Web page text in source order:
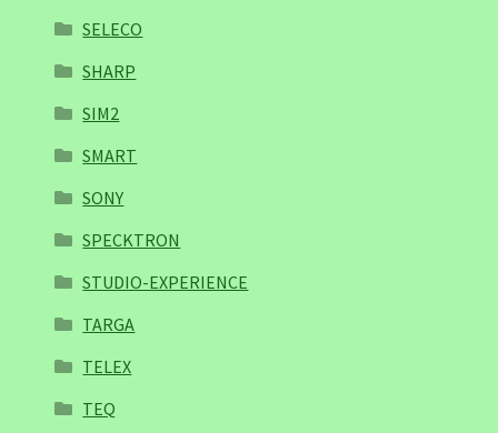
SELECO
SHARP
SIM2
SMART
SONY
SPECKTRON
STUDIO-EXPERIENCE
TARGA
TELEX
TEQ